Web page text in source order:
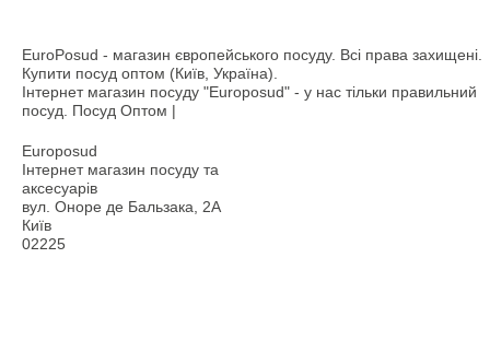
EuroPosud - магазин європейського посуду. Всі права захищені.
Купити посуд оптом (Київ, Україна).
Інтернет магазин посуду "Europosud" - у нас тільки правильний
посуд. Посуд Оптом |
Europosud
Інтернет магазин посуду та
аксесуарів
вул. Оноре де Бальзака, 2А
Київ
02225